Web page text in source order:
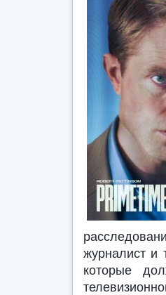
журналист и
которые